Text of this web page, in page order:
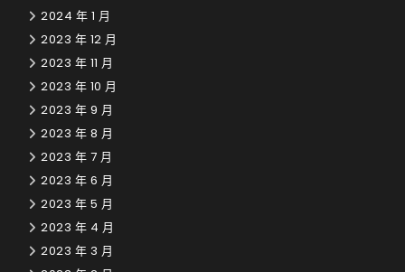
2024 年 1 月
2023 年 12 月
2023 年 11 月
2023 年 10 月
2023 年 9 月
2023 年 8 月
2023 年 7 月
2023 年 6 月
2023 年 5 月
2023 年 4 月
2023 年 3 月